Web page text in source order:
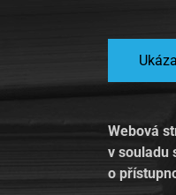
Webová
v souladu
o